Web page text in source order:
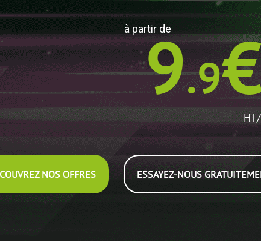
à partir de
9.9
NOS OFFRES ESSAYEZ-NOUS